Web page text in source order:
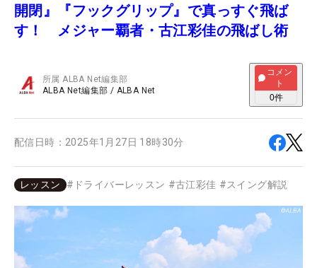
開閉』『フックグリップ』で真っすぐ飛ば
す！ メジャー覇者・古江彩佳の飛ばし術
所属ALBA Net編集部
ALBA Net編集部 / ALBA Net
コメン
ト
0件
配信日時： 2025年1月27日 18時30分
レッスン # ドライバーレッスン #古江彩佳 #スイング解説